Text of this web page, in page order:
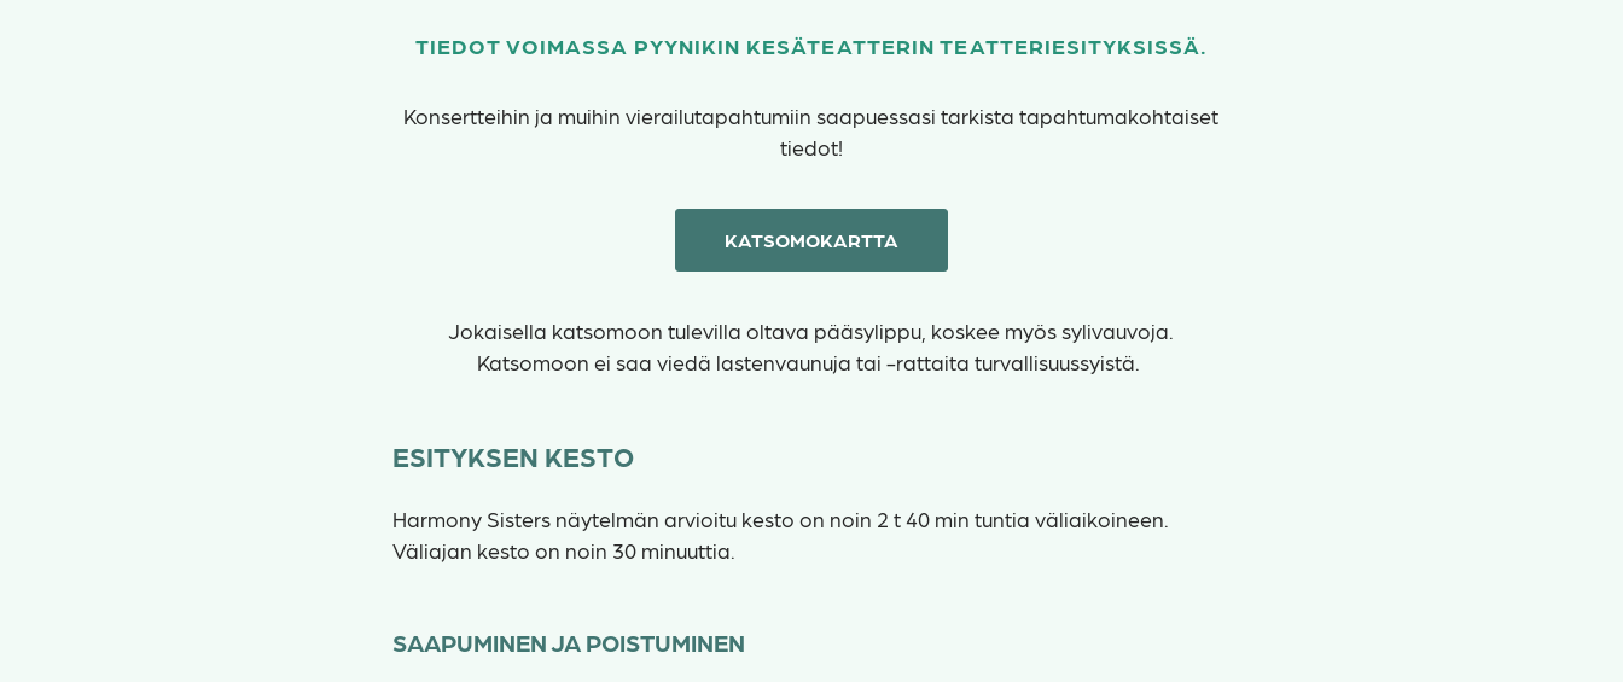
TIEDOT VOIMASSA PYYNIKIN KESÄTEATTERIN TEATTERIESITYKSISSÄ.
Konsertteihin ja muihin vierailutapahtumiin saapuessasi tarkista tapahtumakohtaiset
tiedot!
KATSOMOKARTTA
Jokaisella katsomoon tulevilla oltava pääsylippu, koskee myös sylivauvoja.
Katsomoon ei saa viedä lastenvaunuja tai -rattaita turvallisuussyistä.
ESITYKSEN KESTO
Harmony Sisters näytelmän arvioitu kesto on noin 2 t 40 min tuntia väliaikoineen.
Väliajan kesto on noin 30 minuuttia.
SAAPUMINEN JA POISTUMINEN